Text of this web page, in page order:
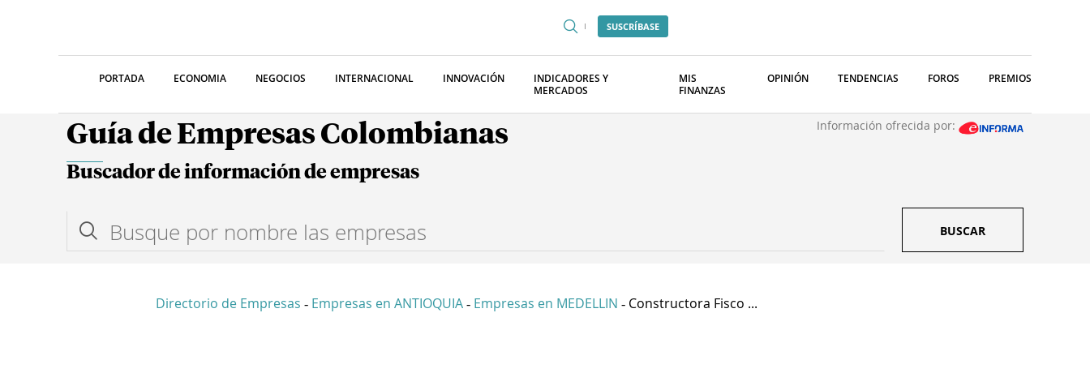
SUSCRÍBASE
PORTADA ECONOMIA NEGOCIOS INTERNACIONAL INNOVACIÓN
INDICADORES Y
MERCADOS
MIS
FINANZAS
OPINIÓN TENDENCIAS FOROS PREMIOS
Guía de Empresas Colombianas Información ofrecida por:
Buscador de información de empresas
BUSCAR
Directorio de Empresas - Empresas en ANTIOQUIA - Empresas en MEDELLIN - Constructora Fisco ...